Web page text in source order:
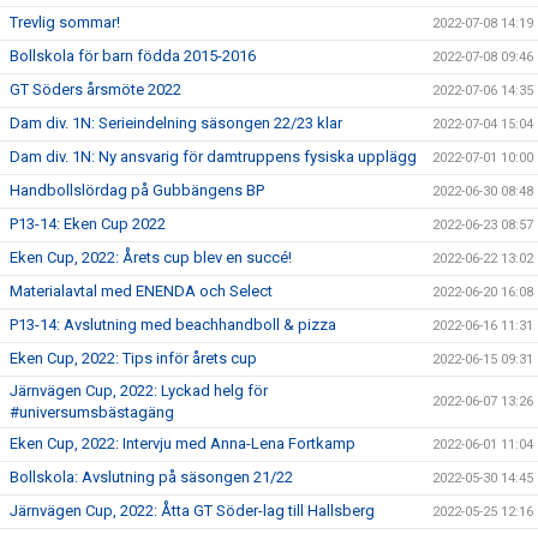
Trevlig sommar! 2022-07-08 14:19
Bollskola för barn födda 2015-2016 2022-07-08 09:46
GT Söders årsmöte 2022 2022-07-06 14:35
Dam div. 1N: Serieindelning säsongen 22/23 klar 2022-07-04 15:04
Dam div. 1N: Ny ansvarig för damtruppens fysiska upplägg 2022-07-01 10:00
Handbollslördag på Gubbängens BP 2022-06-30 08:48
P13-14: Eken Cup 2022 2022-06-23 08:57
Eken Cup, 2022: Årets cup blev en succé! 2022-06-22 13:02
Materialavtal med ENENDA och Select 2022-06-20 16:08
P13-14: Avslutning med beachhandboll & pizza 2022-06-16 11:31
Eken Cup, 2022: Tips inför årets cup 2022-06-15 09:31
Järnvägen Cup, 2022: Lyckad helg för
#universumsbästagäng
2022-06-07 13:26
Eken Cup, 2022: Intervju med Anna-Lena Fortkamp 2022-06-01 11:04
Bollskola: Avslutning på säsongen 21/22 2022-05-30 14:45
Järnvägen Cup, 2022: Åtta GT Söder-lag till Hallsberg 2022-05-25 12:16